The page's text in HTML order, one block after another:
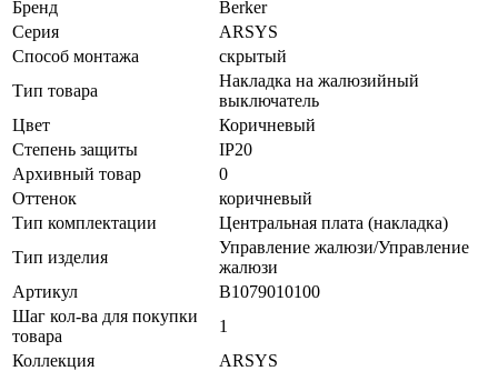
Бренд
Berker
Серия
ARSYS
Способ монтажа
скрытый
Тип товара
Накладка на жалюзийный
выключатель
Цвет
Коричневый
Степень защиты
IP20
Архивный товар
0
Оттенок
коричневый
Тип комплектации
Центральная плата (накладка)
Тип изделия
Управление жалюзи/Управление
жалюзи
Артикул
B1079010100
Шаг кол-ва для покупки
товара
1
Коллекция
ARSYS